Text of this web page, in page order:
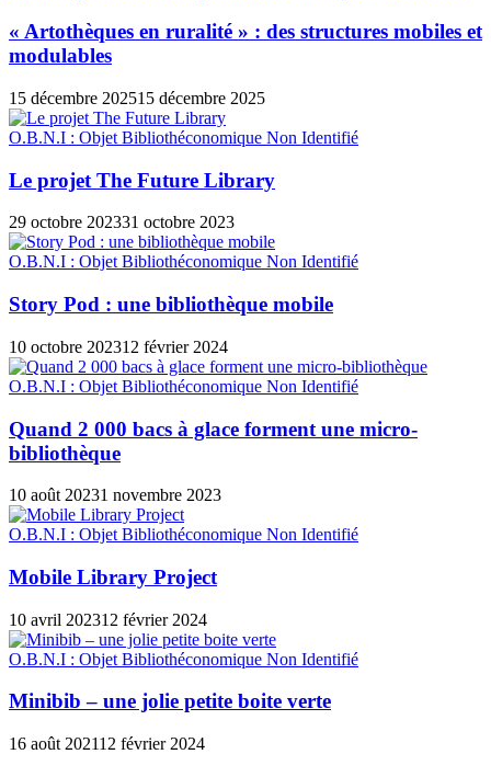
« Artothèques en ruralité » : des structures mobiles et
modulables
15 décembre 202515 décembre 2025
O.B.N.I : Objet Bibliothéconomique Non Identifié
Le projet The Future Library
29 octobre 202331 octobre 2023
O.B.N.I : Objet Bibliothéconomique Non Identifié
Story Pod : une bibliothèque mobile
10 octobre 202312 février 2024
O.B.N.I : Objet Bibliothéconomique Non Identifié
Quand 2 000 bacs à glace forment une micro-
bibliothèque
10 août 20231 novembre 2023
O.B.N.I : Objet Bibliothéconomique Non Identifié
Mobile Library Project
10 avril 202312 février 2024
O.B.N.I : Objet Bibliothéconomique Non Identifié
Minibib – une jolie petite boite verte
16 août 202112 février 2024